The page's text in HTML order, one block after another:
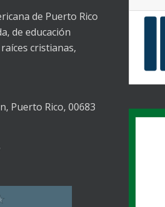
de Puerto Rico
de educación
cristianas,
Puerto Rico, 00683